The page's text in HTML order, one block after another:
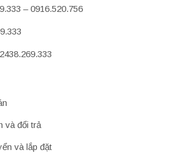
– 0916.520.756
và đổi trả
và lắp đặt